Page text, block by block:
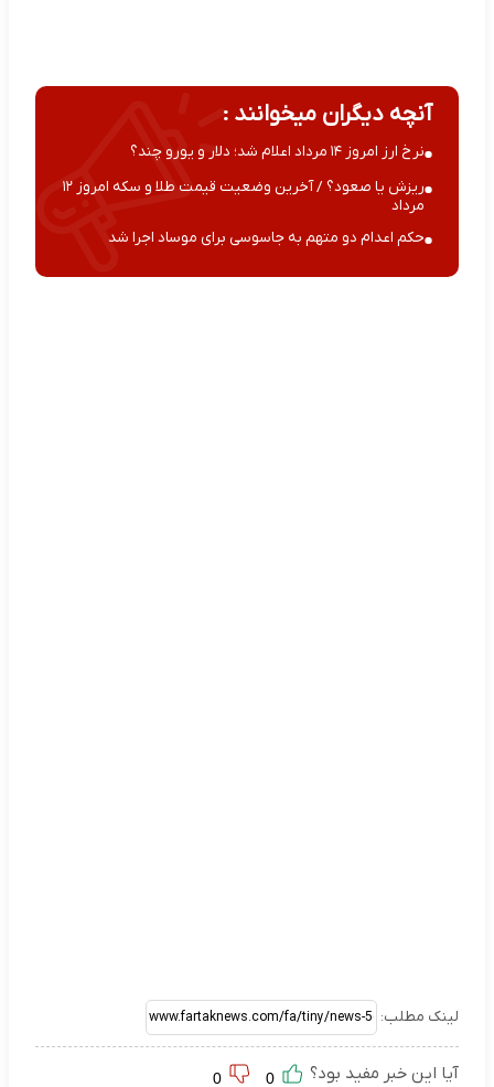
آنچه دیگران میخوانند :
نرخ ارز امروز ۱۴ مرداد اعلام شد؛ دلار و یورو چند؟
ریزش یا صعود؟ / آخرین وضعیت قیمت طلا و سکه امروز ۱۲
مرداد
حکم اعدام دو متهم به جاسوسی برای موساد اجرا شد
لینک مطلب:
آیا این خبر مفید بود؟